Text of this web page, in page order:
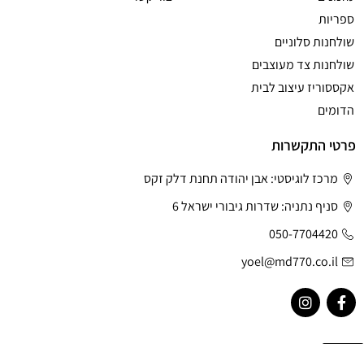
ספריות
שולחנות סלוניים
שולחנות צד מעוצבים
אקססוריז עיצוב לבית
הדומים
פרטי התקשרות
מרכז לוגיסטי: אבן יהודה תחנת דלק זקס
סניף נתניה: שדרות גיבורי ישראל 6
050-7704420
yoel@md770.co.il